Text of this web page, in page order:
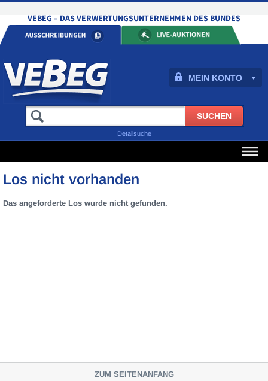
MEIN KONTO
Detailsuche
Los nicht vorhanden
Das angeforderte Los wurde nicht gefunden.
ZUM SEITENANFANG